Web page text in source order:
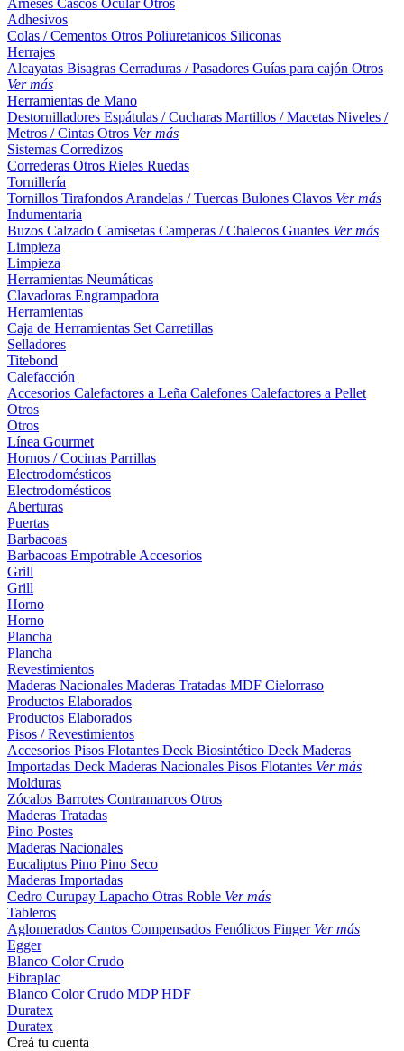
Arneses Cascos OcularOtros
Adhesivos
Colas / Cementos Otros Poliuretanicos Siliconas
Herrajes
Alcayatas Bisagras Cerraduras / Pasadores Guías para cajón Otros
Ver más
Herramientas de Mano
Destornilladores Espátulas / Cucharas Martillos / Macetas Niveles /
Metros / Cintas Otros Ver más
Sistemas Corredizos
Correderas Otros Rieles Ruedas
Tornillería
Tornillos Tirafondos Arandelas / Tuercas Bulones Clavos Ver más
Indumentaria
Buzos Calzado Camisetas Camperas / Chalecos Guantes Ver más
Limpieza
Limpieza
Herramientas Neumáticas
Clavadoras Engrampadora
Herramientas
Caja de Herramientas Set Carretillas
Selladores
Titebond
Calefacción
Accesorios Calefactores a Leña Calefones Calefactores a Pellet
Otros
Otros
Línea Gourmet
Hornos / Cocinas Parrillas
Electrodomésticos
Electrodomésticos
Aberturas
Puertas
Barbacoas
Barbacoas Empotrable Accesorios
Grill
Grill
Horno
Horno
Plancha
Plancha
Revestimientos
Maderas Nacionales Maderas Tratadas MDF Cielorraso
Productos Elaborados
Productos Elaborados
Pisos / Revestimientos
Accesorios Pisos Flotantes Deck Biosintético Deck Maderas
Importadas Deck Maderas Nacionales Pisos Flotantes Ver más
Molduras
Zócalos Barrotes Contramarcos Otros
Maderas Tratadas
Pino Postes
Maderas Nacionales
Eucaliptus Pino Pino Seco
Maderas Importadas
Cedro Curupay Lapacho Otras Roble Ver más
Tableros
Aglomerados Cantos Compensados Fenólicos Finger Ver más
Egger
Blanco ColorCrudo
Fibraplac
Blanco ColorCrudo MDPHDF
Duratex
Duratex
Creá tu cuenta